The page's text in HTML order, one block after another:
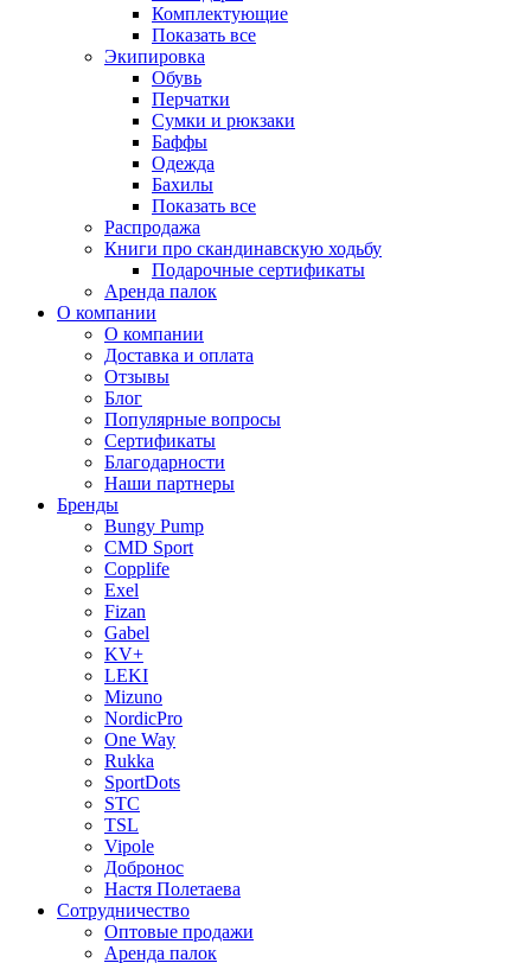
Комплектующие
Показать все
Экипировка
Обувь
Перчатки
Сумки и рюкзаки
Баффы
Одежда
Бахилы
Показать все
Распродажа
Книги про скандинавскую ходьбу
Подарочные сертификаты
Аренда палок
О компании
О компании
Доставка и оплата
Отзывы
Блог
Популярные вопросы
Сертификаты
Благодарности
Наши партнеры
Бренды
Bungy Pump
CMD Sport
Copplife
Exel
Fizan
Gabel
KV+
LEKI
Mizuno
NordicPro
One Way
Rukka
SportDots
STC
TSL
Vipole
Добронос
Настя Полетаева
Сотрудничество
Оптовые продажи
Аренда палок